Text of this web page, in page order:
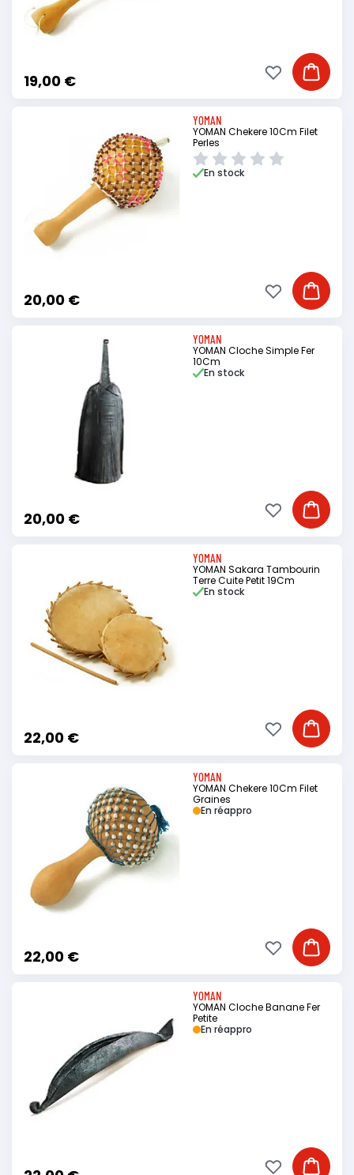
19,00 € Ajouter
Ajouter à ma
YOMAN
YOMAN Chekere 10Cm Filet
Perles
20,00 €
En stock
Ajouter
Ajouter à ma
YOMAN
YOMAN Cloche Simple Fer
10Cm
20,00 €
En stock
Ajouter
Ajouter à ma
YOMAN
YOMAN Sakara Tambourin
Terre Cuite Petit 19Cm
22,00 €
En stock
Ajouter
Ajouter à ma
YOMAN
YOMAN Chekere 10Cm Filet
Graines
22,00 €
En réappro
Ajouter
Ajouter à ma
YOMAN
YOMAN Cloche Banane Fer
Petite
En réappro